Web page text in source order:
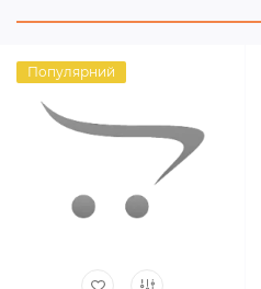
Популярний